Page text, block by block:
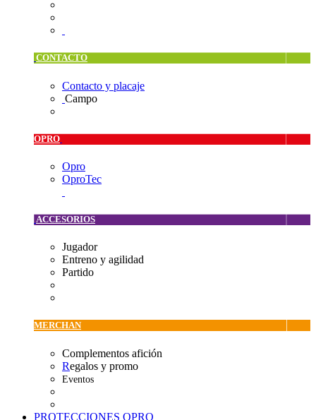
CONTACTO
Contacto y placaje
Campo
OPRO
Opro
OproTec
ACCESORIOS
Jugador
Entreno y agilidad
Partido
MERCHAN
Complementos afición
Regalos y promo
Eventos
PROTECCIONES OPRO